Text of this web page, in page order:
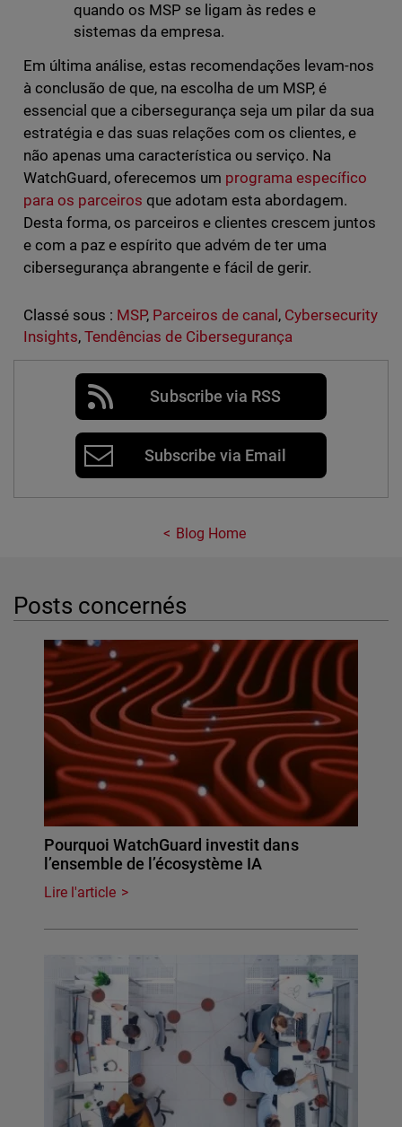
quando os MSP se ligam às redes e
sistemas da empresa.
Em última análise, estas recomendações levam-nos
à conclusão de que, na escolha de um MSP, é
essencial que a cibersegurança seja um pilar da sua
estratégia e das suas relações com os clientes, e
não apenas uma característica ou serviço. Na
WatchGuard, oferecemos um programa específico
para os parceiros que adotam esta abordagem.
Desta forma, os parceiros e clientes crescem juntos
e com a paz e espírito que advém de ter uma
cibersegurança abrangente e fácil de gerir.
Classé sous : MSP, Parceiros de canal , Cybersecurity
Insights, Tendências de Cibersegurança
Subscribe via RSS
Subscribe via Email
Blog Home
Posts concernés
Pourquoi WatchGuard investit dans
l’ensemble de l’écosystème IA
Lire l'article